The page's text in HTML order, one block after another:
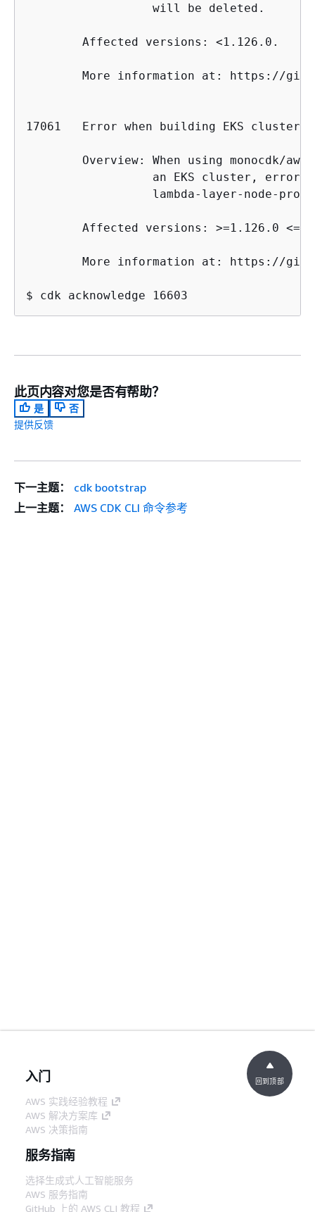
                  will be deleted.
        Affected versions: <1.126.0.
More information at: https://
17061   Error when building EKS cluster
Overview: When using monocdk/
an EKS cluster, error
lambda-layer-node-
Affected versions: >=1.126.0
More information at: https://
$ cdk acknowledge 16603
此页内容对您是否有帮助？
是
否
提供反馈
下一主题：
cdk bootstrap
上一主题：
AWS CDK CLI 命令参考
入门
AWS 实践经验教程
AWS 解决方案库
AWS 决策指南
服务指南
选择生成式人工智能服务
AWS 服务指南
GitHub 上的 AWS CLI 教程
回到顶部